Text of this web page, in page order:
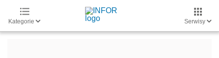
Kategorie Serwisy